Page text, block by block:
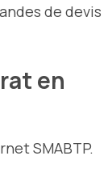
de devis
en
SMABTP.